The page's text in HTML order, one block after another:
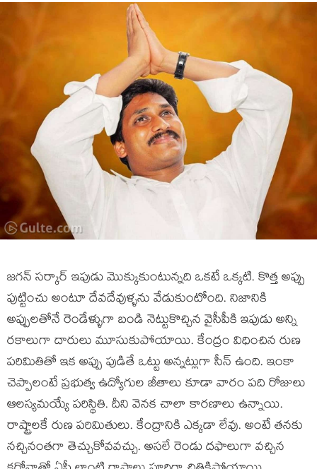
జగన్ సర్కార్ ఇపుడు మొక్కుకుంటున్నది ఒకటే ఒక్కటి. కొత్త అప్పు
పుట్టించు అంటూ దేవదేవుళ్ళను వేడుకుంటోంది. నిజానికి
అప్పులతోనే రెండేళ్ళుగా బండి నెట్టుకొచ్చిన వైసీపీకి ఇపుడు అన్ని
రకాలుగా దారులు మూసుకుపోయాయి. కేంద్రం విధించిన రుణ
పరిమితితో ఇక అప్పు పుడితే ఒట్టు అన్నట్లుగా సీన్ ఉంది. ఇంకా
చెప్పాలంటే ప్ర‌భుత్వ ఉద్యోగుల జీతాలు కూడా వారం ప‌ది రోజులు
ఆల‌స్య‌మ‌య్యే ప‌రిస్థితి. దీని వెనక చాలా కారణాలు ఉన్నాయి.
రాష్ట్రాలకే రుణ పరిమితులు. కేంద్రానికి ఎక్కడా లేవు. అంటే తనకు
నచ్చినంతగా తెచ్చుకోవవచ్చు. అసలే రెండు దఫాలుగా వచ్చిన